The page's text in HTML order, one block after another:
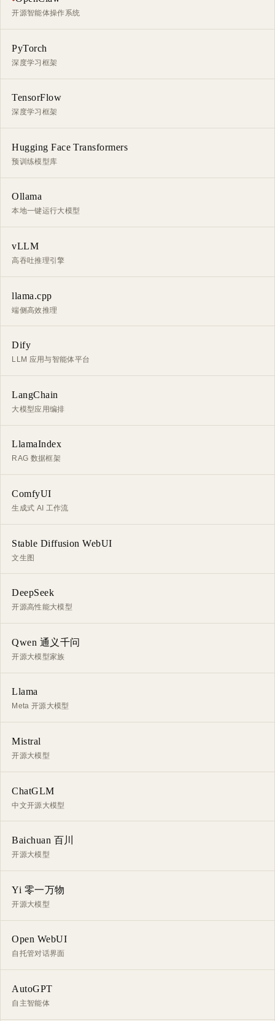
开源智能体操作系统
PyTorch
深度学习框架
TensorFlow
深度学习框架
Hugging Face Transformers
预训练模型库
Ollama
本地一键运行大模型
vLLM
高吞吐推理引擎
llama.cpp
端侧高效推理
Dify
LLM 应用与智能体平台
LangChain
大模型应用编排
LlamaIndex
RAG 数据框架
ComfyUI
生成式 AI 工作流
Stable Diffusion WebUI
文生图
DeepSeek
开源高性能大模型
Qwen 通义千问
开源大模型家族
Llama
Meta 开源大模型
Mistral
开源大模型
ChatGLM
中文开源大模型
Baichuan 百川
开源大模型
Yi 零一万物
开源大模型
Open WebUI
自托管对话界面
AutoGPT
自主智能体